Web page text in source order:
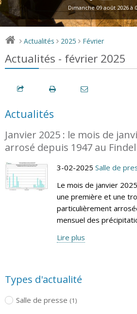
Dimanche 09 août 2026 à
> Actualités > 2025 > Février
Actualités - février 2025
Actualités
Janvier 2025 : le mois de
arrosé depuis 1947 au Findel
3-02-2025 Salle de
Le mois de janvier
une première et une
particulièrement
mensuel des
Lire plus
Types d'actualité
Salle de presse (1)